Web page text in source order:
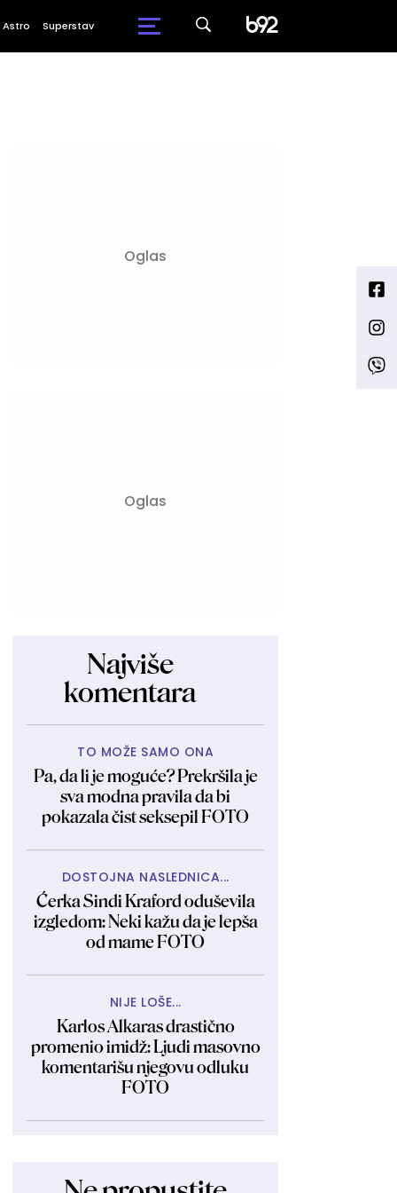
Astro Superstav
Najviše
komentara
TO MOŽE SAMO ONA
Pa, da li je moguće? Prekršila je
sva modna pravila da bi
pokazala čist seksepil FOTO
DOSTOJNA NASLEDNICA...
Ćerka Sindi Kraford oduševila
izgledom: Neki kažu da je lepša
od mame FOTO
NIJE LOŠE...
Karlos Alkaras drastično
promenio imidž: Ljudi masovno
komentarišu njegovu odluku
FOTO